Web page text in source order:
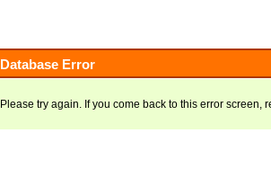
Database Error
Please try again. If you come back to this error screen,